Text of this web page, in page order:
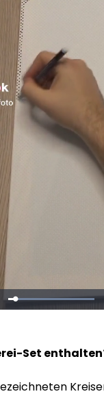
Loaded:
100.00%
Set